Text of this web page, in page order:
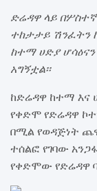
ድሬዳዋ ላይ
ተከታታይ ሽንፈትን
ከተማ ሀድያ
አግኝቷል፡፡
ከድሬዳዋ ከተማ እና
የቀድሞ የድሬዳዋ
በሚል የወዳጅነት
ተሰልፎ የገባው
የቀድሞው የድሬዳዋ